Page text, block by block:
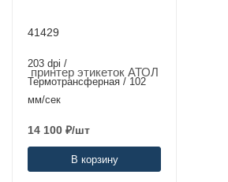
41429
203 dpi /
Термотрансферная / 102
мм/сек
14 100 ₽/шт
В корзину